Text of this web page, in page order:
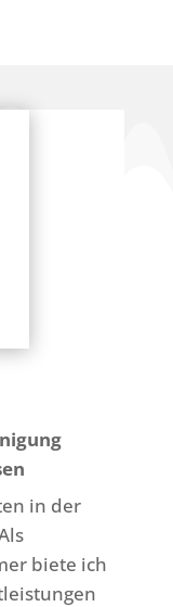
in der
biete ich